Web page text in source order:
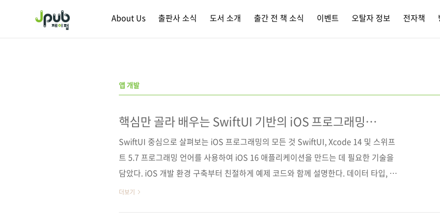
About Us 출판사 소식 도서 소개 출간 전 책 소식 이벤트 오탈자 정보 전자책
앱 개발
핵심만 골라 배우는 SwiftUI 기반의 iOS 프로그래밍
(개정증보판)
SwiftUI 중심으로 살펴보는 iOS 프로그래밍의 모든 것 SwiftUI, Xcode 14 및 스위프
트 5.7 프로그래밍 언어를 사용하여 iOS 16 애플리케이션을 만드는 데 필요한 기술을
담았다. iOS 개발 환경 구축부터 친절하게 예제 코드와 함께 설명한다. 데이터 타입, 제
어문, 함수 등 스위프트 언어 기초부터 시작해 Xcode의 SwiftUI 개발 모드를 통해
더보기